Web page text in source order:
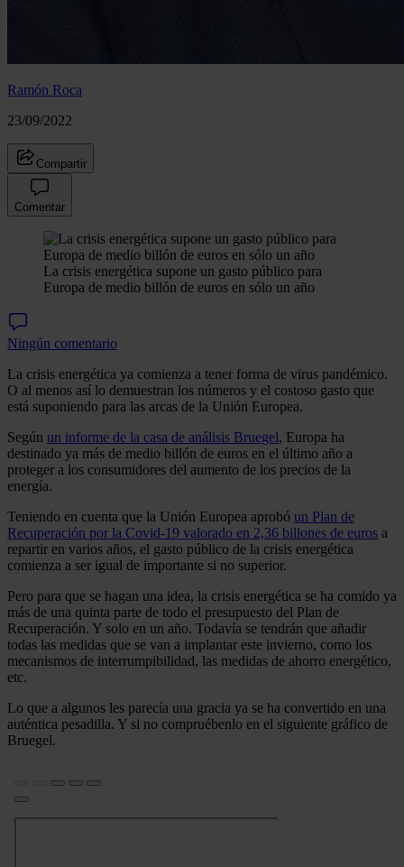
Ramón Roca
23/09/2022
Compartir
Comentar
La crisis energética supone un gasto público para
Europa de medio billón de euros en sólo un año
Ningún comentario
La crisis energética ya comienza a tener forma de virus pandémico.
O al menos así lo demuestran los números y el costoso gasto que
está suponiendo para las arcas de la Unión Europea.
Según un informe de la casa de análisis Bruegel, Europa ha
destinado ya más de medio billón de euros en el último año a
proteger a los consumidores del aumento de los precios de la
energía.
Teniendo en cuenta que la Unión Europea aprobó un Plan de
Recuperación por la Covid-19 valorado en 2,36 billones de euros a
repartir en varios años, el gasto público de la crisis energética
comienza a ser igual de importante si no superior.
Pero para que se hagan una idea, la crisis energética se ha comido ya
más de una quinta parte de todo el presupuesto del Plan de
Recuperación. Y solo en un año. Todavía se tendrán que añadir
todas las medidas que se van a implantar este invierno, como los
mecanismos de interrumpibilidad, las medidas de ahorro energético,
etc.
Lo que a algunos les parecía una gracia ya se ha convertido en una
auténtica pesadilla. Y si no compruébenlo en el siguiente gráfico de
Bruegel.